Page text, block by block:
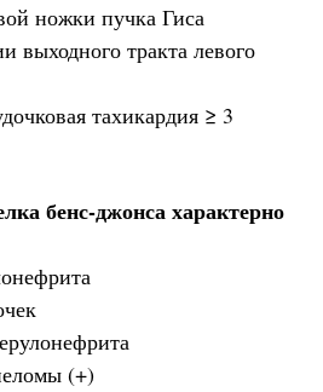
ножки пучка Гиса
выходного тракта левого
тахикардия ≥ 3
бенс-джонса характерно
(+)